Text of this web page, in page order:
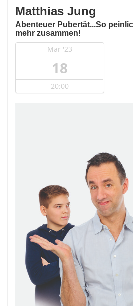
Matthias Jung
Abenteuer Pubertät...So
mehr zusammen!
Mar '23
18
20:00